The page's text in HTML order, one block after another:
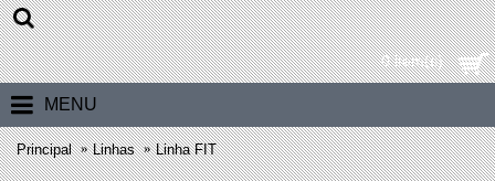
0 item(s)
MENU
Principal Linhas Linha FIT